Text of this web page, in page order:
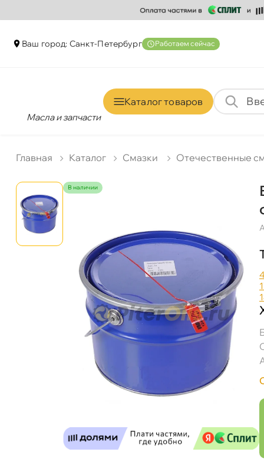
аш город: Санкт-Петербур Работаем сейчас
Масла и запчасти
Каталог товаро
Главная Катало Смазки Отечественные
наличии